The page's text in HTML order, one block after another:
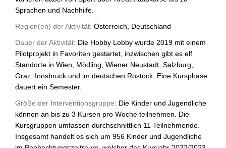
Sprachen und Nachhilfe.
Region(en) der Aktivität: Österreich, Deutschland
Dauer der Aktivität: Die Hobby Lobby wurde 2019 mit einem
Pilotprojekt in Favoriten gestartet, inzwischen gibt es elf
Standorte in Wien, Mödling, Wiener Neustadt, Salzburg,
Graz, Innsbruck und im deutschen Rostock. Eine Kursphase
dauert ein Semester.
Größe der Interventionsgruppe: Die Kinder und Jugendliche
können an bis zu 3 Kursen pro Woche teilnehmen. Die
Kursgruppen umfassen durchschnittlich 11 Teilnehmende.
Insgesamt handelt es sich um 956 Kinder und Jugendliche